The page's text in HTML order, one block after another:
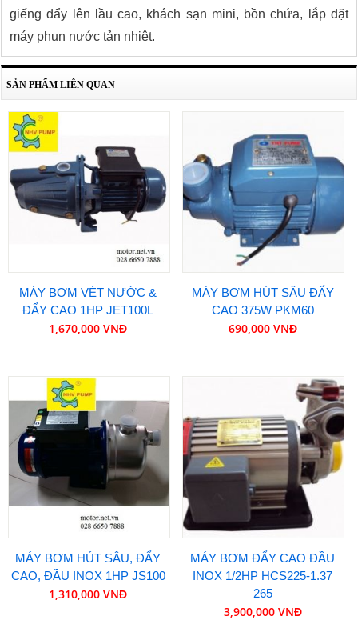
giếng đẩy lên lầu cao, khách sạn mini, bồn chứa, lắp đặt
máy phun nước tản nhiệt.
SẢN PHẨM LIÊN QUAN
MÁY BƠM VÉT NƯỚC &
ĐẨY CAO 1HP JET100L
1,670,000 VNĐ
MÁY BƠM HÚT SÂU ĐẨY
CAO 375W PKM60
690,000 VNĐ
MÁY BƠM HÚT SÂU, ĐẨY
CAO, ĐẦU INOX 1HP JS100
1,310,000 VNĐ
MÁY BƠM ĐẨY CAO ĐẦU
INOX 1/2HP HCS225-1.37
265
3,900,000 VNĐ